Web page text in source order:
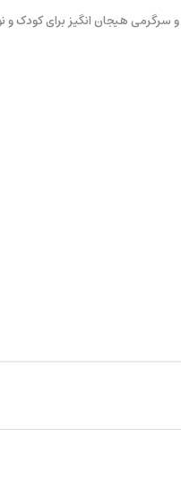
هیجان انگیز برای کودک و